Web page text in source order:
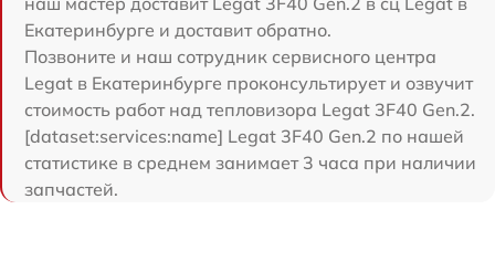
Екатеринбурге и доставит обратно.
Позвоните и наш сотрудник сервисного центра
Legat в Екатеринбурге проконсультирует и озвучит
стоимость работ над тепловизора Legat 3F40 Gen.2.
[dataset:services:name] Legat 3F40 Gen.2 по нашей
статистике в среднем занимает 3 часа при наличии
запчастей.